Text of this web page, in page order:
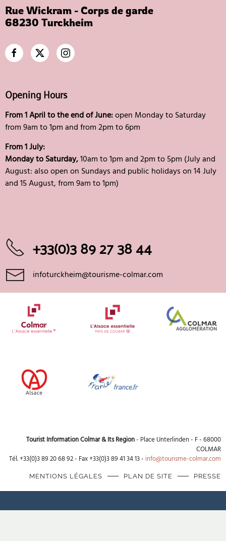
Rue Wickram - Corps de garde
68230 Turckheim
Opening Hours
From 1 April to the end of June:open Monday to Saturday
from 9am to 1pm and from 2pm to 6pm
From 1 July:
Monday to Saturday,10am to 1pm and 2pm to 5pm (July and
August: also open on Sundays and public holidays on 14 July
and 15 August, from 9am to 1pm)
+33(0)3 89 27 38 44
infoturckheim@tourisme-colmar.com
Tourist Information Colmar & Its Region- Place Unterlinden - F - 68000
COLMAR
Tél. +33(0)3 89 20 68 92 - Fax +33(0)3 89 41 34 13 - info@tourisme-colmar.com
MENTIONS LÉGALES PLAN DE SITE PRESSE